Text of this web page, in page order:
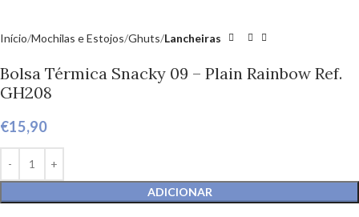
Início Mochilas e Estojos Ghuts Lancheiras
Bolsa Térmica Snacky 09 – Plain Rainbow Ref.
GH208
€15,90
ADICIONAR